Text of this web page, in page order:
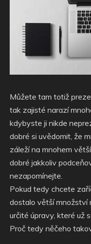
Můžete tam totiž
tak zajisté narazí
kdybyste ji nikde
dobré si uvědomit, že
záleží na mnohem
dobré jakkoliv
nezapomínejte.
Pokud tedy chcete
dostalo větší množství
určité úpravy, které už
Proč tedy něčeho